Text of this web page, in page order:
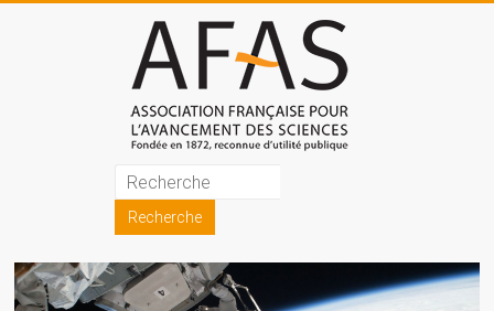
Association
française
pour